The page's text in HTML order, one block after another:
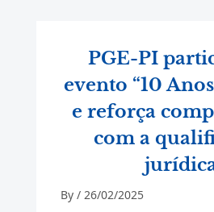
PGE-PI
evento “10
e reforça
com a
By / 26/02/2025